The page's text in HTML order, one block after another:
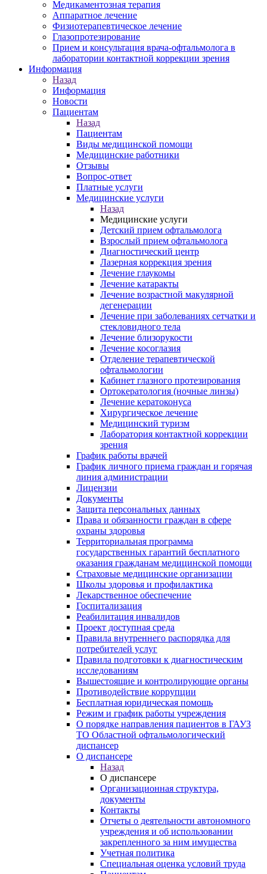
Медикаментозная терапия
Аппаратное лечение
Физиотерапевтическое лечение
Глазопротезирование
Прием и консультация врача-офтальмолога в
лаборатории контактной коррекции зрения
Информация
Назад
Информация
Новости
Пациентам
Назад
Пациентам
Виды медицинской помощи
Медицинские работники
Отзывы
Вопрос-ответ
Платные услуги
Медицинские услуги
Назад
Медицинские услуги
Детский прием офтальмолога
Взрослый прием офтальмолога
Диагностический центр
Лазерная коррекция зрения
Лечение глаукомы
Лечение катаракты
Лечение возрастной макулярной
дегенерации
Лечение при заболеваниях сетчатки и
стекловидного тела
Лечение близорукости
Лечение косоглазия
Отделение терапевтической
офтальмологии
Кабинет глазного протезирования
Ортокератология (ночные линзы)
Лечение кератоконуса
Хирургическое лечение
Медицинский туризм
Лаборатория контактной коррекции
зрения
График работы врачей
График личного приема граждан и горячая
линия администрации
Лицензии
Документы
Защита персональных данных
Права и обязанности граждан в сфере
охраны здоровья
Территориальная программа
государственных гарантий бесплатного
оказания гражданам медицинской помощи
Страховые медицинские организации
Школы здоровья и профилактика
Лекарственное обеспечение
Госпитализация
Реабилитация инвалидов
Проект доступная среда
Правила внутреннего распорядка для
потребителей услуг
Правила подготовки к диагностическим
исследованиям
Вышестоящие и контролирующие органы
Противодействие коррупции
Бесплатная юридическая помощь
Режим и график работы учреждения
О порядке направления пациентов в ГАУЗ
ТО Областной офтальмологический
диспансер
О диспансере
Назад
О диспансере
Организационная структура,
документы
Контакты
Отчеты о деятельности автономного
учреждения и об использовании
закрепленного за ним имущества
Учетная политика
Специальная оценка условий труда